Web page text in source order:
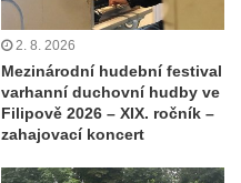
2. 8. 2026
Mezinárodní hudební festival
varhanní duchovní hudby ve
Filipově 2026 – XIX. ročník –
zahajovací koncert